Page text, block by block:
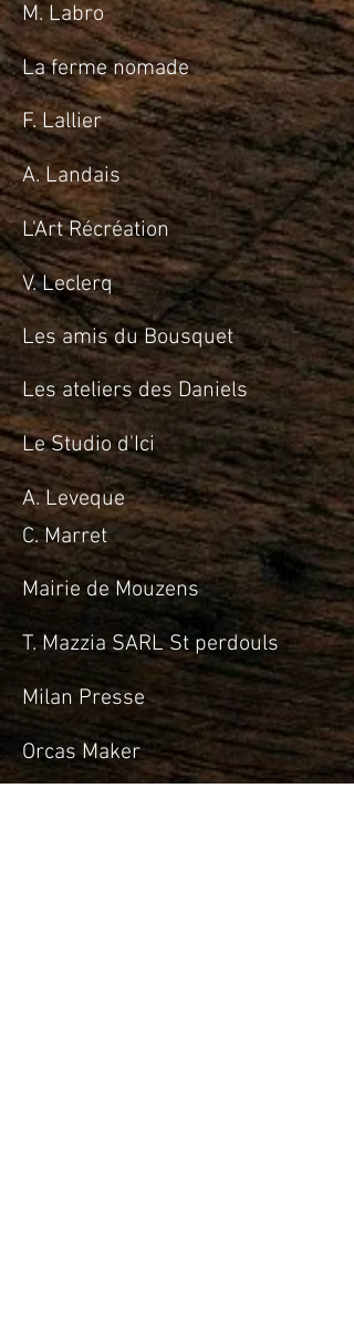
M. Labro
La ferme nomade
F. Lallier
A. Landais
L'Art Récréation
V. Leclerq
Les amis du Bousquet
Les ateliers des Daniels
Le Studio d'Ici
A. Leveque
C. Marret
Mairie de Mouzens
T. Mazzia SARL St perdouls
Milan Presse
Orcas Maker